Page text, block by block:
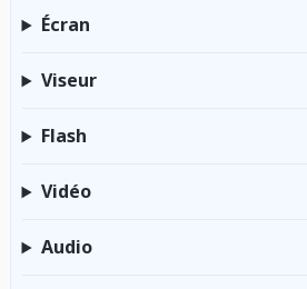
Écran
Viseur
Flash
Vidéo
Audio